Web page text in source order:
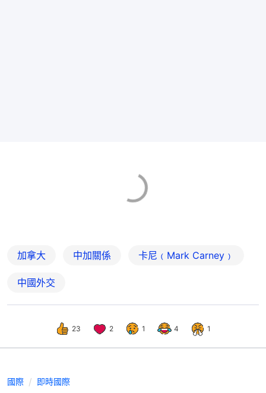
加拿大 中加關係 卡尼﹙Mark Carney﹚
中國外交
23 2 1 4 1
國際 即時國際